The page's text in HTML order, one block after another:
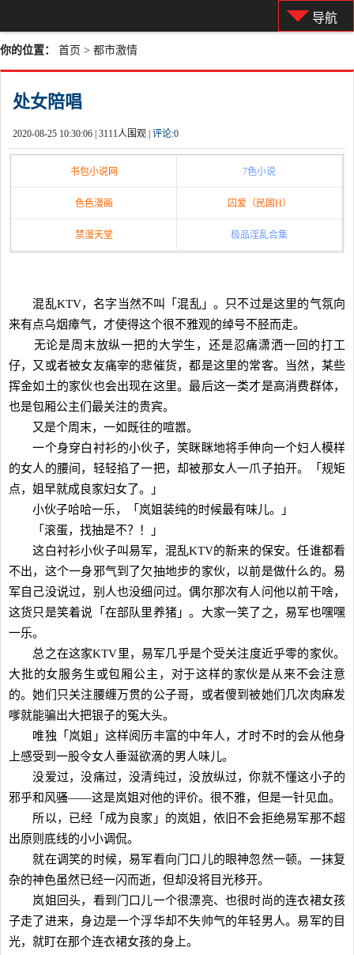
导航
你的位置： 首页 > 都市激情
处女陪唱
2020-08-25 10:30:06 | 3111人围观 | 评论:0
书包小说网 7色小说
色色漫画 囚爱（民国H）
禁漫天堂 极品淫乱合集
混乱KTV，名字当然不叫「混乱」。只不过是这里的气氛向
来有点乌烟瘴气，才使得这个很不雅观的绰号不胫而走。
无论是周末放纵一把的大学生，还是忍痛潇洒一回的打工
仔，又或者被女友痛宰的悲催货，都是这里的常客。当然，某些
挥金如土的家伙也会出现在这里。最后这一类才是高消费群体，
也是包厢公主们最关注的贵宾。
又是个周末，一如既往的喧嚣。
一个身穿白衬衫的小伙子，笑眯眯地将手伸向一个妇人模样
的女人的腰间，轻轻掐了一把，却被那女人一爪子拍开。「规矩
点，姐早就成良家妇女了。」
小伙子哈哈一乐，「岚姐装纯的时候最有味儿。」
「滚蛋，找抽是不？！」
这白衬衫小伙子叫易军，混乱KTV的新来的保安。任谁都看
不出，这个一身邪气到了欠抽地步的家伙，以前是做什么的。易
军自己没说过，别人也没细问过。偶尔那次有人问他以前干啥，
这货只是笑着说「在部队里养猪」。大家一笑了之，易军也嘿嘿
一乐。
总之在这家KTV里，易军几乎是个受关注度近乎零的家伙。
大批的女服务生或包厢公主，对于这样的家伙是从来不会注意
的。她们只关注腰缠万贯的公子哥，或者傻到被她们几次肉麻发
嗲就能骗出大把银子的冤大头。
唯独「岚姐」这样阅历丰富的中年人，才时不时的会从他身
上感受到一股令女人垂涎欲滴的男人味儿。
没爱过，没痛过，没清纯过，没放纵过，你就不懂这小子的
邪乎和风骚——这是岚姐对他的评价。很不雅，但是一针见血。
所以，已经「成为良家」的岚姐，依旧不会拒绝易军那不超
出原则底线的小小调侃。
就在调笑的时候，易军看向门口儿的眼神忽然一顿。一抹复
杂的神色虽然已经一闪而逝，但却没将目光移开。
岚姐回头，看到门口儿一个很漂亮、也很时尚的连衣裙女孩
子走了进来，身边是一个浮华却不失帅气的年轻男人。易军的目
光，就盯在那个连衣裙女孩的身上。